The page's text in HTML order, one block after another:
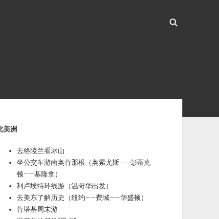
美洲
去格陵兰看冰山
坐公交车游南奥肯那根（奥索尤斯——彭蒂克
顿——基隆拿）
利卢埃特环线游（温哥华出发）
去美东了解历史（纽约——费城——华盛顿）
肯塔基周末游